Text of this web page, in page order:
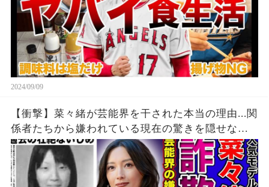
2024/09/09
【衝撃】菜々緒が芸能界を干された本当の理由...関
係者たちから嫌われている現在の驚きを隠せな
い！！詐欺被害にまで遭っている衝撃の現在...過去
の壮絶ないじめに一同驚愕！！